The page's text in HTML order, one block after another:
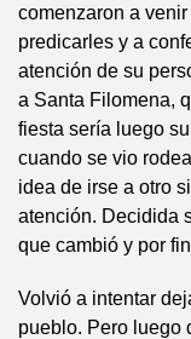
comenzaron a
predicarles y a
atención de su
a Santa Filomena,
fiesta sería luego
cuando se vio
idea de irse a otro
atención. Decidida
que cambió y por
Volvió a intentar
pueblo. Pero luego